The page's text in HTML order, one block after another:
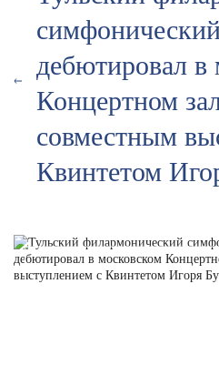
дебютировал в
Концертном
совместным
Квинтетом